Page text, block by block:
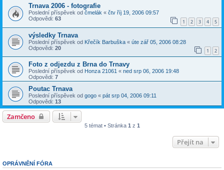
Trnava 2006 - fotografie
Poslední příspěvek od čmelák « čtv říj 19, 2006 09:57
Odpovědi: 63 1 2 3 4 5
výsledky Trnava
Poslední příspěvek od Křečík Barbuška « úte zář 05, 2006 08:28
Odpovědi: 20 1 2
Foto z odjezdu z Brna do Trnavy
Poslední příspěvek od Honza 21061 « ned srp 06, 2006 19:48
Odpovědi: 7
Poutac Trnava
Poslední příspěvek od gogo « pát srp 04, 2006 09:11
Odpovědi: 13
Zamčeno
5 témat • Stránka 1 z 1
Přejít na
OPRÁVNĚNÍ FÓRA